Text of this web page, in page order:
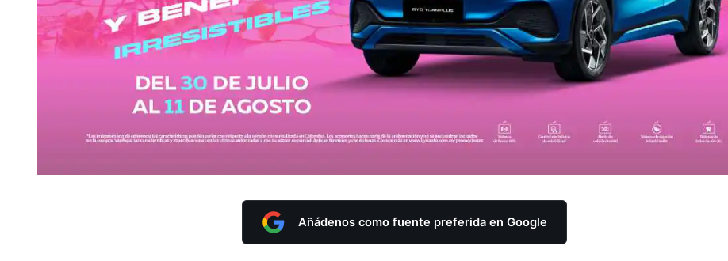
Añádenos como fuente preferida en Google